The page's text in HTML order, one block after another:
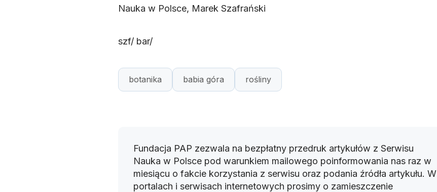
Nauka w Polsce, Marek Szafrański
szf/ bar/
botanika babia góra rośliny
Fundacja PAP zezwala na bezpłatny przedruk artykułów z Serwisu
Nauka w Polsce pod warunkiem mailowego poinformowania nas raz w
miesiącu o fakcie korzystania z serwisu oraz podania źródła artykułu. W
portalach i serwisach internetowych prosimy o zamieszczenie